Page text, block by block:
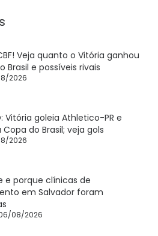
Veja quanto o Vitória ganhou
Brasil e possíveis rivais
2026
Vitória goleia Athletico-PR e
do Brasil; veja gols
2026
e porque clínicas de
em Salvador foram
08/2026